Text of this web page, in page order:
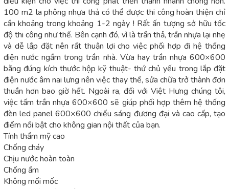
100 m2 la phông nhựa thả có thể được thi công hoàn thiện chỉ
cần khoảng trong khoảng 1-2 ngày ! Rất ấn tượng sở hữu tốc
độ thi công như thế. Bên cạnh đó, vì là trần thả, trần nhựa lại nhẹ
và dễ lắp đặt nên rất thuận lợi cho việc phối hợp đi hệ thống
điện nước ngầm trong trần nhà. Vừa hay trần nhựa 600×600
bằng đúng kích thước hộp kỹ thuật- thứ chủ yếu trong lắp đặt
điện nước âm nai lưng nên việc thay thế, sửa chữa trở thành đơn
thuần hơn bao giờ hết. Ngoài ra, đối với Việt Hưng chúng tôi,
việc tấm trần nhựa 600×600 sẽ giúp phối hợp thêm hệ thống
đèn led panel 600×600 chiếu sáng đương đại và cao cấp, tạo
điểm nổi bật cho không gian nội thất của bạn.
Tính thẩm mỹ cao
Chống cháy
Chịu nước hoàn toàn
Chống ẩm
Không mối mốc